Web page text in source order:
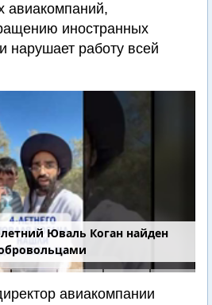
авиакомпаний,
иностранных
нарушает работу всей
Юваль Коган найден
авиакомпании